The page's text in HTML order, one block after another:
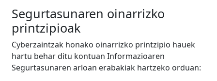
Segurtasunaren oinarrizko
printzipioak
Cyberzaintzak honako oinarrizko printzipio hauek
hartu behar ditu kontuan Informazioaren
Segurtasunaren arloan erabakiak hartzeko orduan: